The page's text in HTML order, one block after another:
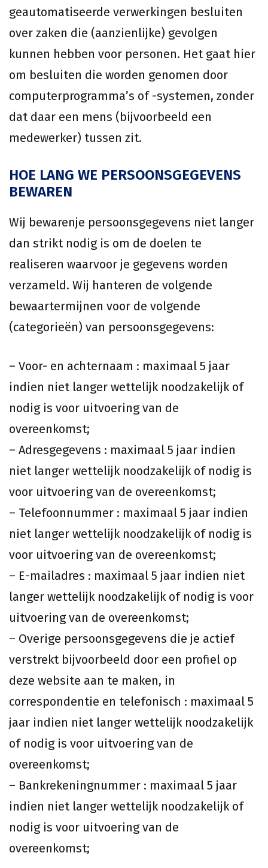
geautomatiseerde verwerkingen besluiten
over zaken die (aanzienlijke) gevolgen
kunnen hebben voor personen. Het gaat hier
om besluiten die worden genomen door
computerprogramma’s of -systemen, zonder
dat daar een mens (bijvoorbeeld een
medewerker) tussen zit.
HOE LANG WE PERSOONSGEGEVENS
BEWAREN
Wij bewarenje persoonsgegevens niet langer
dan strikt nodig is om de doelen te
realiseren waarvoor je gegevens worden
verzameld. Wij hanteren de volgende
bewaartermijnen voor de volgende
(categorieën) van persoonsgegevens:
– Voor- en achternaam : maximaal 5 jaar
indien niet langer wettelijk noodzakelijk of
nodig is voor uitvoering van de
overeenkomst;
– Adresgegevens : maximaal 5 jaar indien
niet langer wettelijk noodzakelijk of nodig is
voor uitvoering van de overeenkomst;
– Telefoonnummer : maximaal 5 jaar indien
niet langer wettelijk noodzakelijk of nodig is
voor uitvoering van de overeenkomst;
– E-mailadres : maximaal 5 jaar indien niet
langer wettelijk noodzakelijk of nodig is voor
uitvoering van de overeenkomst;
– Overige persoonsgegevens die je actief
verstrekt bijvoorbeeld door een profiel op
deze website aan te maken, in
correspondentie en telefonisch : maximaal 5
jaar indien niet langer wettelijk noodzakelijk
of nodig is voor uitvoering van de
overeenkomst;
– Bankrekeningnummer : maximaal 5 jaar
indien niet langer wettelijk noodzakelijk of
nodig is voor uitvoering van de
overeenkomst;